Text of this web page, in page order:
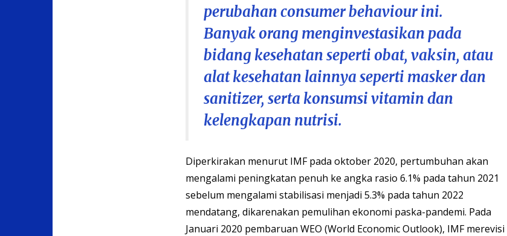
perubahan consumer behaviour ini.
Banyak orang menginvestasikan pada
bidang kesehatan seperti obat, vaksin, atau
alat kesehatan lainnya seperti masker dan
sanitizer, serta konsumsi vitamin dan
kelengkapan nutrisi.
Diperkirakan menurut IMF pada oktober 2020, pertumbuhan akan
mengalami peningkatan penuh ke angka rasio 6.1% pada tahun 2021
sebelum mengalami stabilisasi menjadi 5.3% pada tahun 2022
mendatang, dikarenakan pemulihan ekonomi paska-pandemi. Pada
Januari 2020 pembaruan WEO (World Economic Outlook), IMF merevisi